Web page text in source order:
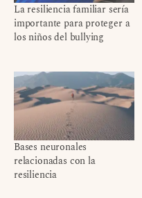
La resiliencia familiar sería
importante para proteger a
los niños del bullying
Bases neuronales
relacionadas con la
resiliencia